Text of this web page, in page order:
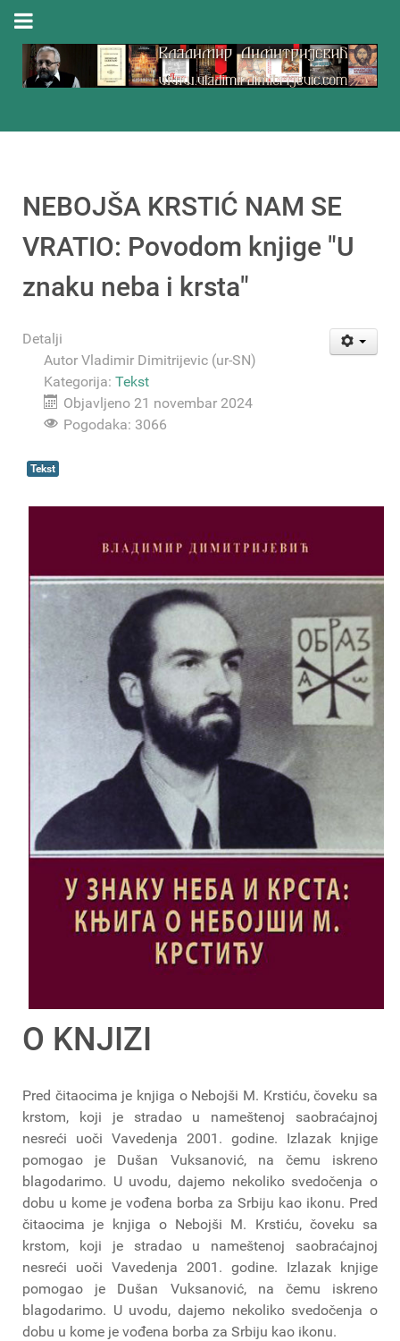
NEBOJŠA KRSTIĆ NAM SE
VRATIO: Povodom knjige "U
znaku neba i krsta"
Detalji
Autor Vladimir Dimitrijevic (ur-SN)
Kategorija: Tekst
Objavljeno 21 novembar 2024
Pogodaka: 3066
Tekst
O KNJIZI
Pred čitaocima je knjiga o Nebojši M. Krstiću, čoveku sa
krstom, koji je stradao u nameštenoj saobraćajnoj
nesreći uoči Vavedenja 2001. godine. Izlazak knjige
pomogao je Dušan Vuksanović, na čemu iskreno
blagodarimo. U uvodu, dajemo nekoliko svedočenja o
dobu u kome je vođena borba za Srbiju kao ikonu. Pred
čitaocima je knjiga o Nebojši M. Krstiću, čoveku sa
krstom, koji je stradao u nameštenoj saobraćajnoj
nesreći uoči Vavedenja 2001. godine. Izlazak knjige
pomogao je Dušan Vuksanović, na čemu iskreno
blagodarimo. U uvodu, dajemo nekoliko svedočenja o
dobu u kome je vođena borba za Srbiju kao ikonu.